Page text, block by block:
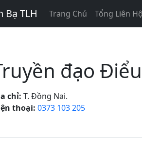
Bạ TLH Trang Chủ Tổng Liên
đạo
chỉ: T. Đồng Nai.
thoại: 0373 103 205